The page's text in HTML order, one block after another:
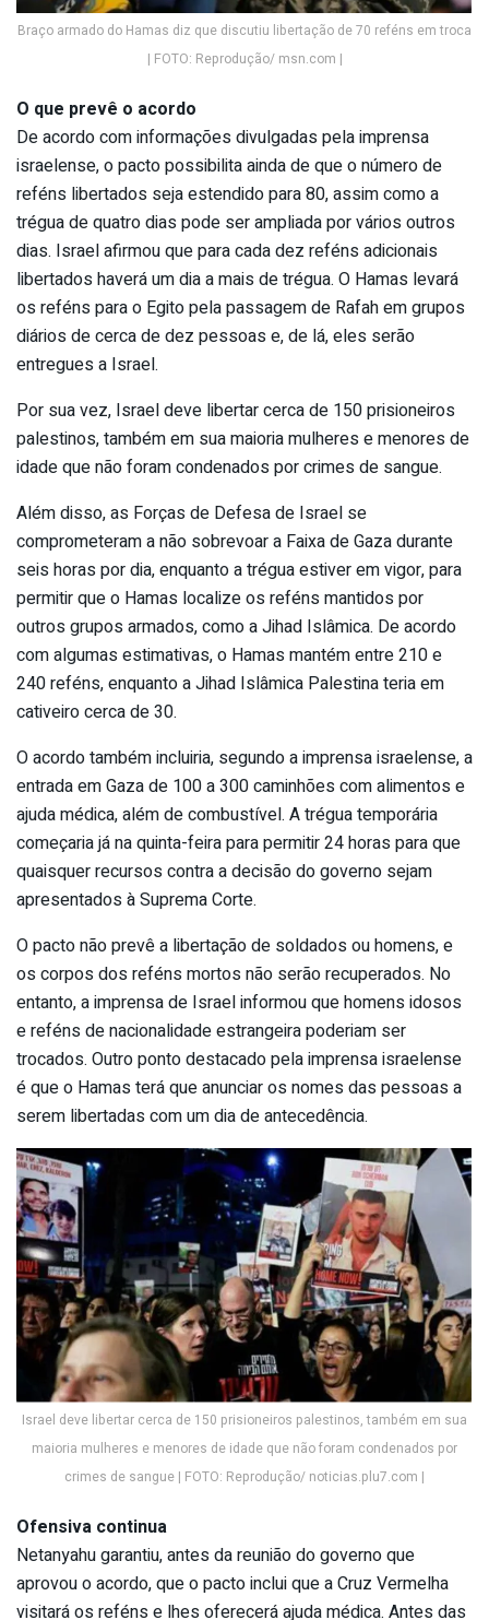
Braço armado do Hamas diz que discutiu libertação de 70 reféns em troca
| FOTO: Reprodução/ msn.com |
O que prevê o acordo
De acordo com informações divulgadas pela imprensa
israelense, o pacto possibilita ainda de que o número de
reféns libertados seja estendido para 80, assim como a
trégua de quatro dias pode ser ampliada por vários outros
dias. Israel afirmou que para cada dez reféns adicionais
libertados haverá um dia a mais de trégua. O Hamas levará
os reféns para o Egito pela passagem de Rafah em grupos
diários de cerca de dez pessoas e, de lá, eles serão
entregues a Israel.
Por sua vez, Israel deve libertar cerca de 150 prisioneiros
palestinos, também em sua maioria mulheres e menores de
idade que não foram condenados por crimes de sangue.
Além disso, as Forças de Defesa de Israel se
comprometeram a não sobrevoar a Faixa de Gaza durante
seis horas por dia, enquanto a trégua estiver em vigor, para
permitir que o Hamas localize os reféns mantidos por
outros grupos armados, como a Jihad Islâmica. De acordo
com algumas estimativas, o Hamas mantém entre 210 e
240 reféns, enquanto a Jihad Islâmica Palestina teria em
cativeiro cerca de 30.
O acordo também incluiria, segundo a imprensa israelense, a
entrada em Gaza de 100 a 300 caminhões com alimentos e
ajuda médica, além de combustível. A trégua temporária
começaria já na quinta-feira para permitir 24 horas para que
quaisquer recursos contra a decisão do governo sejam
apresentados à Suprema Corte.
O pacto não prevê a libertação de soldados ou homens, e
os corpos dos reféns mortos não serão recuperados. No
entanto, a imprensa de Israel informou que homens idosos
e reféns de nacionalidade estrangeira poderiam ser
trocados. Outro ponto destacado pela imprensa israelense
é que o Hamas terá que anunciar os nomes das pessoas a
serem libertadas com um dia de antecedência.
Israel deve libertar cerca de 150 prisioneiros palestinos, também em sua
maioria mulheres e menores de idade que não foram condenados por
crimes de sangue | FOTO: Reprodução/ noticias.plu7.com |
Ofensiva continua
Netanyahu garantiu, antes da reunião do governo que
aprovou o acordo, que o pacto inclui que a Cruz Vermelha
visitará os reféns e lhes oferecerá ajuda médica. Antes das